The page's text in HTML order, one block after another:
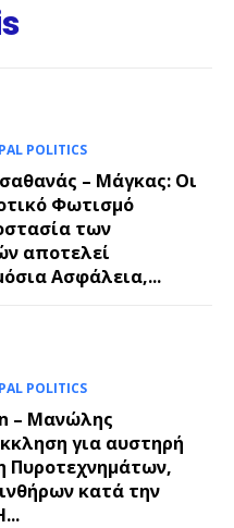
POLITICS
– Μάγκας: Οι
Φωτισμό
των
αποτελεί
Ασφάλεια,...
POLITICS
– Μανώλης
για αυστηρή
Πυροτεχνημάτων,
κατά την